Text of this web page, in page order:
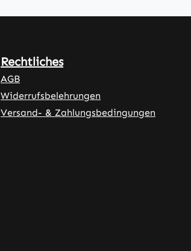
Rechtliches
AGB
Widerrufsbelehrungen
Versand- & Zahlungsbedingungen